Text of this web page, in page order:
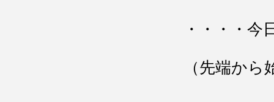
・・・・
（先端か